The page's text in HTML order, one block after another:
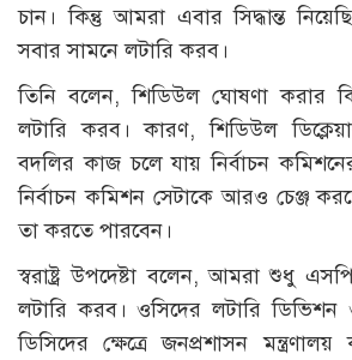
চান। কিন্তু আমরা এবার সিদ্ধান্ত
সবার সামনে লটারি করব।
তিনি বলেন, শিডিউল ঘোষণা করার
লটারি করব। কারণ, শিডিউল
বদলির কাজ চলে যায় নির্বাচন
নির্বাচন কমিশন সেটাকে আরও চেঞ্জ
তা করতে পারবেন।
স্বরাষ্ট্র উপদেষ্টা বলেন, আমরা শুধু
লটারি করব। ওসিদের লটারি
ডিসিদের ক্ষেত্রে জনপ্রশাসন